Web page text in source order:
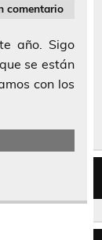
comentario
año. Sigo
se están
con los